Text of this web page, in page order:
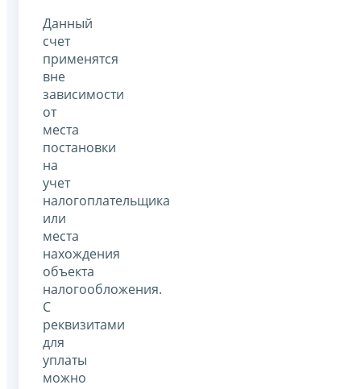
Данный
счет
применятся
вне
зависимости
от
места
постановки
на
учет
налогоплательщика
или
места
нахождения
объекта
налогообложения.
С
реквизитами
для
уплаты
можно